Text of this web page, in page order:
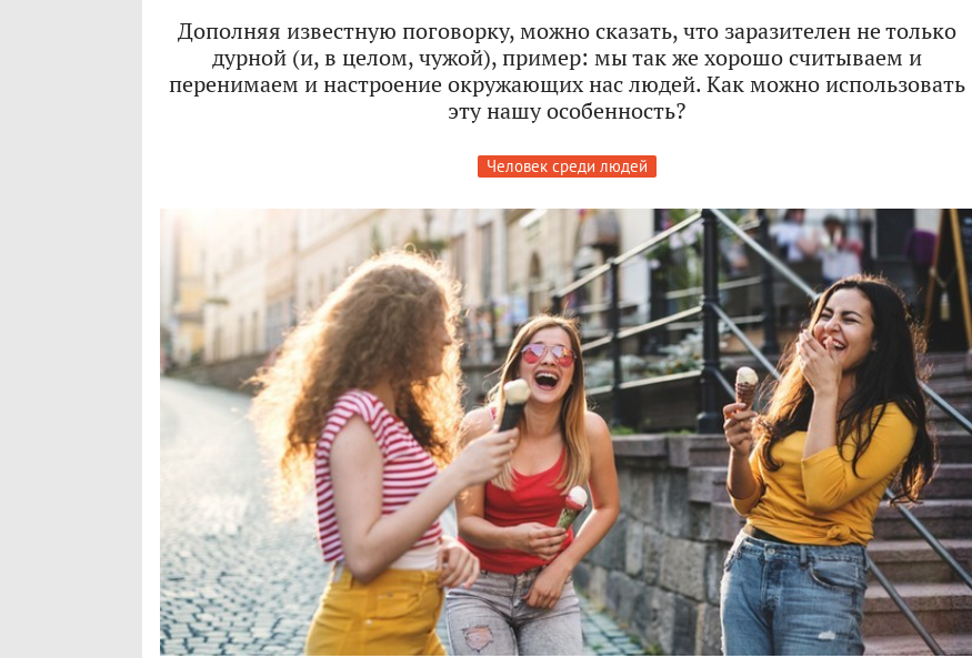
Дополняя известную поговорку, можно сказать, что заразителен не только
дурной (и, в целом, чужой), пример: мы так же хорошо считываем и
перенимаем и настроение окружающих нас людей. Как можно использовать
эту нашу особенность?
Человек среди людей